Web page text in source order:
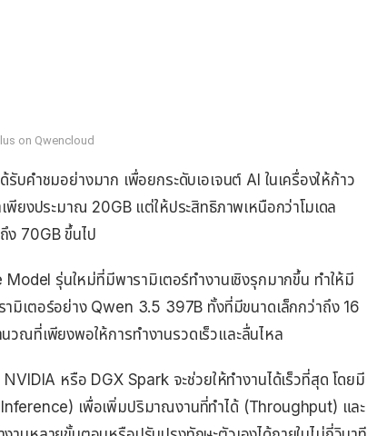
on Qwencloud
คำชมอย่างมาก เพื่อยกระดับเอเจนต์ AI ในเครื่องให้ก้าว
ยงประมาณ 20GB แต่ให้ประสิทธิภาพเหนือกว่าโมเดล
ง 70GB ขึ้นไป
รุ่นใหม่ที่มีพารามิเตอร์ทำงานเชิงรุกมากขึ้น ทำให้มี
มิเตอร์อย่าง Qwen 3.5 397B ทั้งที่มีขนาดเล็กกว่าถึง 16
วณที่เพียงพอให้การทำงานรวดเร็วและลื่นไหล
หรือ DGX Spark จะช่วยให้ทำงานได้เร็วที่สุด โดยมี
เพื่อเพิ่มปริมาณงานที่ทำได้ (Throughput) และ